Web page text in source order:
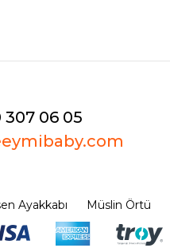
307 06 05
Ayakkabı Müslin Örtü